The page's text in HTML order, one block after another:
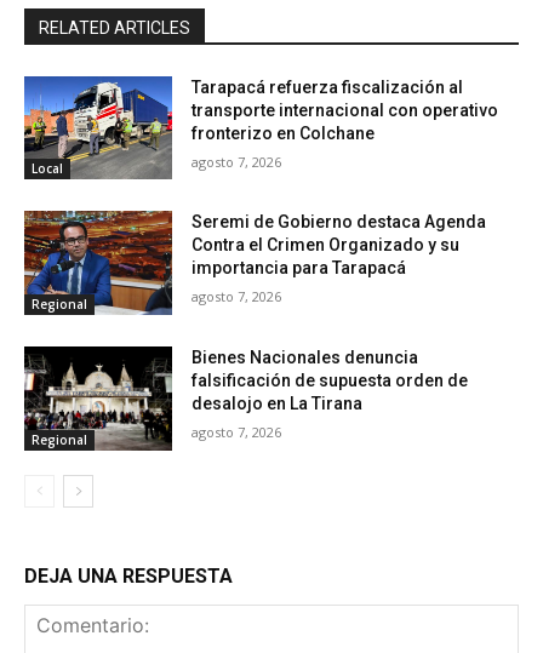
RELATED ARTICLES
Local
Tarapacá refuerza fiscalización al
transporte internacional con operativo
fronterizo en Colchane
agosto 7, 2026
Regional
Seremi de Gobierno destaca Agenda
Contra el Crimen Organizado y su
importancia para Tarapacá
agosto 7, 2026
Regional
Bienes Nacionales denuncia
falsificación de supuesta orden de
desalojo en La Tirana
agosto 7, 2026
DEJA UNA RESPUESTA